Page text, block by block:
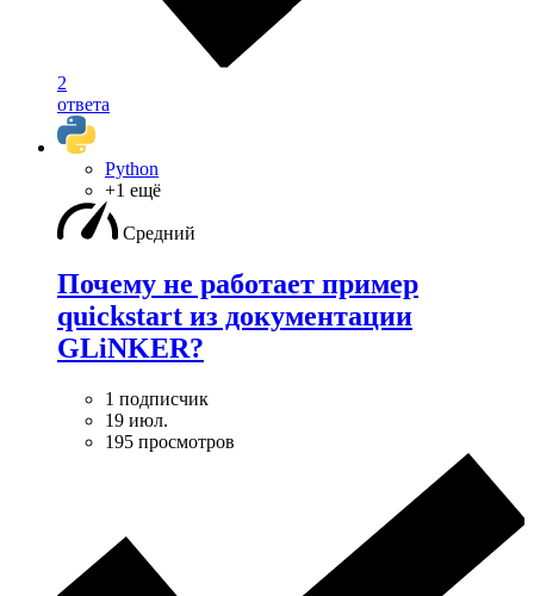
2
ответа
Python
+1 ещё
Средний
Почему не работает пример
quickstart из документации
GLiNKER?
1 подписчик
19 июл.
195 просмотров